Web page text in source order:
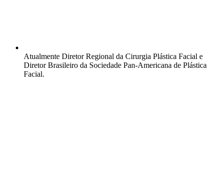
Atualmente Diretor Regional da Cirurgia Plástica Facial e
Diretor Brasileiro da Sociedade Pan-Americana de Plástica
Facial.